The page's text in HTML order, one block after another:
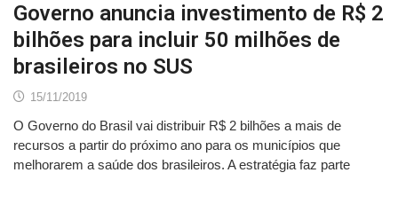
Governo anuncia investimento de R$ 2
bilhões para incluir 50 milhões de
brasileiros no SUS
15/11/2019
O Governo do Brasil vai distribuir R$ 2 bilhões a mais de
recursos a partir do próximo ano para os municípios que
melhorarem a saúde dos brasileiros. A estratégia faz parte